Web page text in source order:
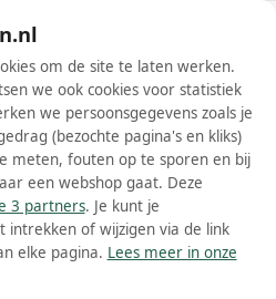
Wis filters Alle filters
dames
zijn comfortabele en stijlvolle
om de site te laten werken.
we ook cookies voor statistiek
we persoonsgegevens zoals je
(bezochte pagina's en kliks)
meten, fouten op te sporen en bij
een webshop gaat. Deze
3 partners. Je kunt je
of wijzigen via de link
elke pagina. Lees meer in onze